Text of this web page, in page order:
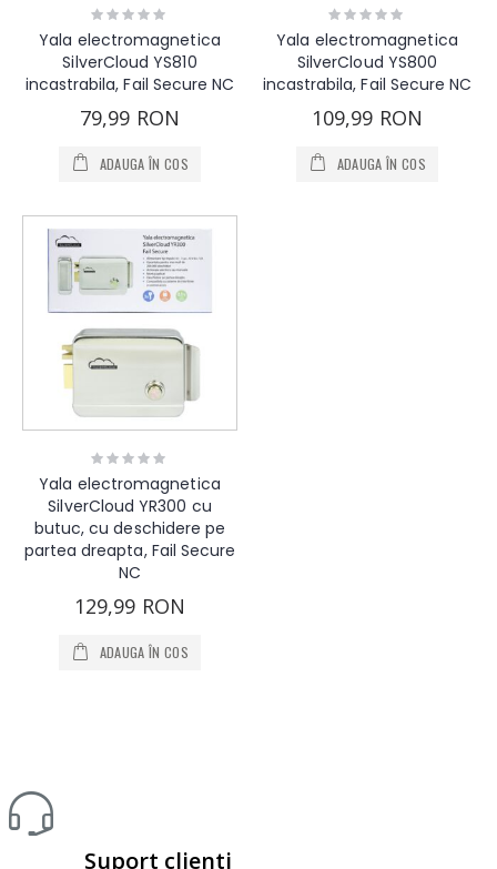
Rating:
0%
Yala electromagnetica
SilverCloud YS810
incastrabila, Fail Secure NC
79,99 RON
ADAUGA ÎN COS
Rating:
0%
Yala electromagnetica
SilverCloud YS800
incastrabila, Fail Secure NC
109,99 RON
ADAUGA ÎN COS
Rating:
0%
Yala electromagnetica
SilverCloud YR300 cu
butuc, cu deschidere pe
partea dreapta, Fail Secure
NC
129,99 RON
ADAUGA ÎN COS
Suport clienti